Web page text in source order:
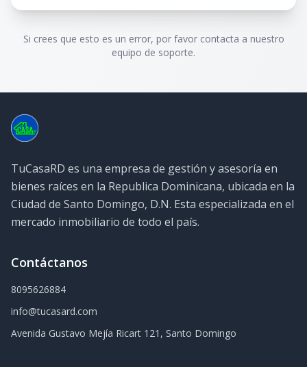
Si crees que esto es un error, por favor contacta a nuestro
equipo de soporte.
TuCasaRD es una empresa de gestión y asesoría en
bienes raíces en la Republica Dominicana, ubicada en la
Ciudad de Santo Domingo, D.N. Esta especializada en el
mercado inmobiliario de todo el país.
Contáctanos
8095626884
info@tucasard.com
Avenida Gustavo Mejía Ricart 121, Santo Domingo